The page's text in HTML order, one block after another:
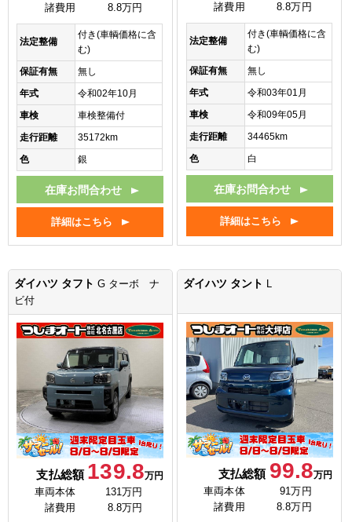
諸費用
8.8万円
法定整備
付き(車輌価格に含
む)
保証有無
無し
年式
令和02年10月
車検
車検整備付
走行距離
35172km
色
銀
在庫お問合わせ
詳細はこちら
諸費用
8.8万円
法定整備
付き(車輌価格に含
む)
保証有無
無し
年式
令和03年01月
車検
令和09年05月
走行距離
34465km
色
白
在庫お問合わせ
詳細はこちら
ダイハツ タフト G ターボ ナ
ビ付
支払総額 139.8万円
車両本体
131万円
諸費用
8.8万円
ダイハツ タント L
支払総額 99.8万円
車両本体
91万円
諸費用
8.8万円